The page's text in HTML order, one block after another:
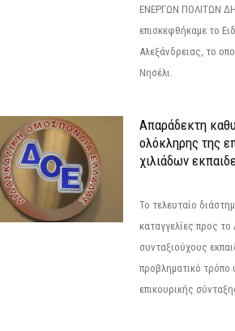
ΕΝΕΡΓΩΝ ΠΟΛΙΤΩΝ
επισκεφθήκαμε το
Αλεξάνδρειας, το
Νησέλι.
Απαράδεκτη
ολόκληρης της
χιλιάδων
Το τελευταίο
καταγγελίες προς
συνταξιούχους
προβληματικό τρόπο
επικουρικής